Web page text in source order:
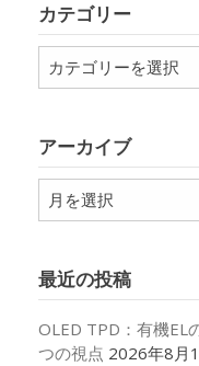
カテゴリー
テ
ー
アーカイブ
ア
ー
ブ
最近の投稿
OLED TPD：有機EL
つの視点 2026年8月